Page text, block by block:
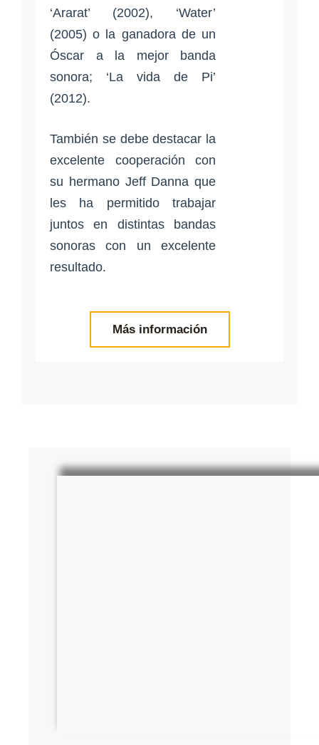
‘Ararat’ (2002), ‘Water’
(2005) o la ganadora de un
Óscar a la mejor banda
sonora; ‘La vida de Pi’
(2012).
También se debe destacar la
excelente cooperación con
su hermano Jeff Danna que
les ha permitido trabajar
juntos en distintas bandas
sonoras con un excelente
resultado.
Más información